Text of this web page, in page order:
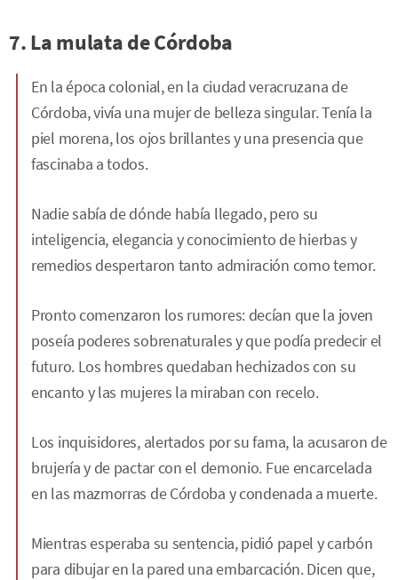
7. La mulata de Córdoba
En la época colonial, en la ciudad veracruzana de
Córdoba, vivía una mujer de belleza singular. Tenía la
piel morena, los ojos brillantes y una presencia que
fascinaba a todos.
Nadie sabía de dónde había llegado, pero su
inteligencia, elegancia y conocimiento de hierbas y
remedios despertaron tanto admiración como temor.
Pronto comenzaron los rumores: decían que la joven
poseía poderes sobrenaturales y que podía predecir el
futuro. Los hombres quedaban hechizados con su
encanto y las mujeres la miraban con recelo.
Los inquisidores, alertados por su fama, la acusaron de
brujería y de pactar con el demonio. Fue encarcelada
en las mazmorras de Córdoba y condenada a muerte.
Mientras esperaba su sentencia, pidió papel y carbón
para dibujar en la pared una embarcación. Dicen que,